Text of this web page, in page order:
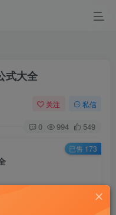
式大全
关注 私信
0 994 549
已售 173